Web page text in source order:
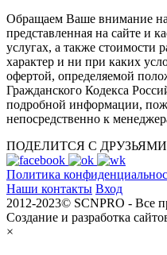
Обращаем Ваше внимание
представленная на сайте и
услугах, а также
характер и ни при каких
офертой, определяемой
Гражданского Кодекса
подробной информации,
непосредственно к
ПОДЕЛИТСЯ С
Политика
Наши контакты Вход
2012-2023© SCNPRO - Все
Создание и разработка
×